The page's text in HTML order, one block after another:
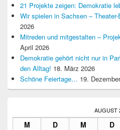
21 Projekte zeigen: Demokratie
Wir spielen in Sachsen –
2026
Mitreden und mitgestalten –
April 2026
Demokratie gehört nicht nur in
den Alltag! 18. März 2026
Schöne Feiertage… 19.
AUGUST
M D M D